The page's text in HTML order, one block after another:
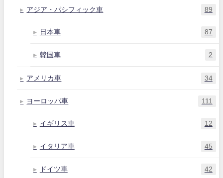
アジア・パシフィック車 89
日本車 87
韓国車 2
アメリカ車 34
ヨーロッパ車 111
イギリス車 12
イタリア車 45
ドイツ車 42